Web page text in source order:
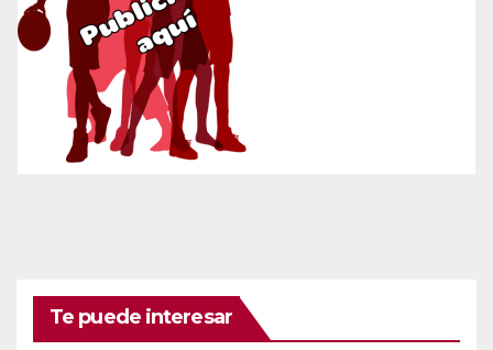
Te puede interesar